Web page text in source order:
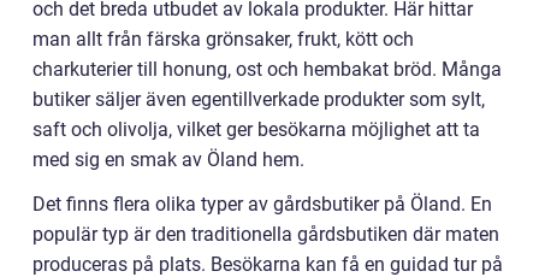
och det breda utbudet av lokala produkter. Här hittar
man allt från färska grönsaker, frukt, kött och
charkuterier till honung, ost och hembakat bröd. Många
butiker säljer även egentillverkade produkter som sylt,
saft och olivolja, vilket ger besökarna möjlighet att ta
med sig en smak av Öland hem.
Det finns flera olika typer av gårdsbutiker på Öland. En
populär typ är den traditionella gårdsbutiken där maten
produceras på plats. Besökarna kan få en guidad tur på